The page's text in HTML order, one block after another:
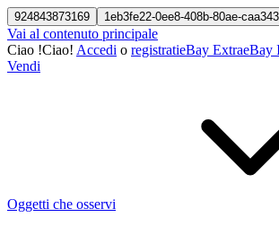
924843873169 1eb3fe22-0ee8-408b-80ae-
Vai al contenuto principale
Ciao !Ciao! Accedi o registratieBay ExtraeBay
Vendi
Oggetti che osservi